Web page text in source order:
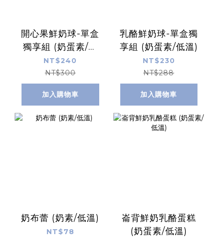
開心果鮮奶球-單盒
獨享組 (奶蛋素/低
溫)
NT$240
NT$300
加入購物車
乳酪鮮奶球-單盒獨
享組 (奶蛋素/低溫)
NT$230
NT$288
加入購物車
奶布蕾 (奶素/低溫)
NT$78
崙背鮮奶乳酪蛋糕
(奶蛋素/低溫)